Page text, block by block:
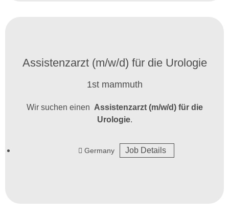
Assistenzarzt (m/w/d) für die Urologie
1st mammuth
Wir suchen einen Assistenzarzt (m/w/d) für die
Urologie.
Germany Job Details